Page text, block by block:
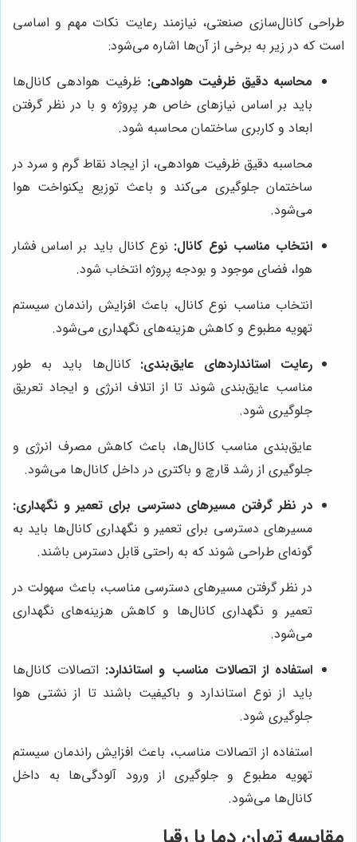
طراحی کانال‌سازی صنعتی، نیازمند رعایت نکات مهم و اساسی
است که در زیر به برخی از آن‌ها اشاره می‌شود:
محاسبه دقیق ظرفیت هوادهی: ظرفیت هوادهی کانال‌ها
باید بر اساس نیازهای خاص هر پروژه و با در نظر گرفتن
ابعاد و کاربری ساختمان محاسبه شود.
محاسبه دقیق ظرفیت هوادهی، از ایجاد نقاط گرم و سرد در
ساختمان جلوگیری می‌کند و باعث توزیع یکنواخت هوا
می‌شود.
انتخاب مناسب نوع کانال: نوع کانال باید بر اساس فشار
هوا، فضای موجود و بودجه پروژه انتخاب شود.
انتخاب مناسب نوع کانال، باعث افزایش راندمان سیستم
تهویه مطبوع و کاهش هزینه‌های نگهداری می‌شود.
رعایت استانداردهای عایق‌بندی: کانال‌ها باید به طور
مناسب عایق‌بندی شوند تا از اتلاف انرژی و ایجاد تعریق
جلوگیری شود.
عایق‌بندی مناسب کانال‌ها، باعث کاهش مصرف انرژی و
جلوگیری از رشد قارچ و باکتری در داخل کانال‌ها می‌شود.
در نظر گرفتن مسیرهای دسترسی برای تعمیر و نگهداری:
مسیرهای دسترسی برای تعمیر و نگهداری کانال‌ها باید به
گونه‌ای طراحی شوند که به راحتی قابل دسترس باشند.
در نظر گرفتن مسیرهای دسترسی مناسب، باعث سهولت در
تعمیر و نگهداری کانال‌ها و کاهش هزینه‌های نگهداری
می‌شود.
استفاده از اتصالات مناسب و استاندارد: اتصالات کانال‌ها
باید از نوع استاندارد و باکیفیت باشند تا از نشتی هوا
جلوگیری شود.
استفاده از اتصالات مناسب، باعث افزایش راندمان سیستم
تهویه مطبوع و جلوگیری از ورود آلودگی‌ها به داخل
کانال‌ها می‌شود.